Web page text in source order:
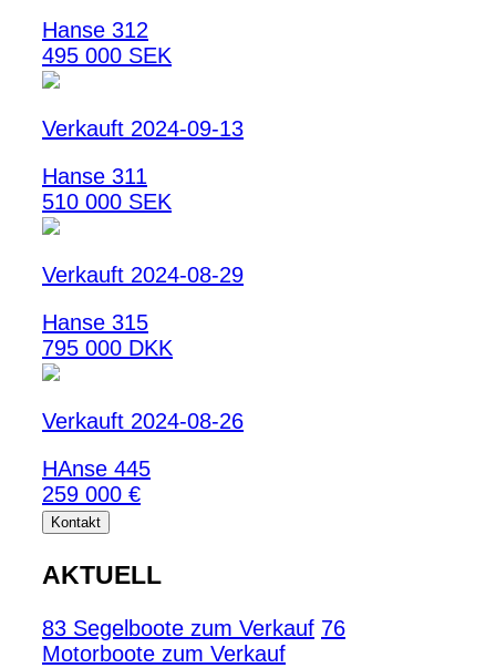
Hanse 312
495 000 SEK
Verkauft 2024-09-13
Hanse 311
510 000 SEK
Verkauft 2024-08-29
Hanse 315
795 000 DKK
Verkauft 2024-08-26
HAnse 445
259 000 €
Kontakt
AKTUELL
83 Segelboote zum Verkauf 76
Motorboote zum Verkauf